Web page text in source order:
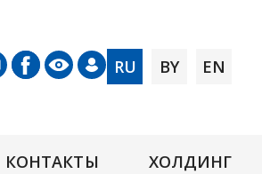
RU BY EN
КОНТАКТЫ ХОЛДИНГ